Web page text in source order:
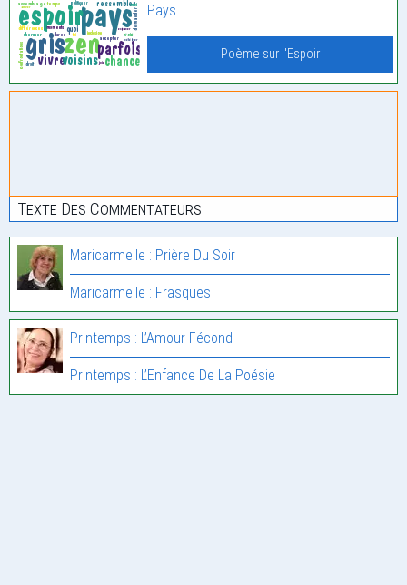
Pays
Poème sur l'Espoir
Texte Des Commentateurs
Maricarmelle : Prière Du Soir
Maricarmelle : Frasques
Printemps : L’Amour Fécond
Printemps : L’Enfance De La Poésie